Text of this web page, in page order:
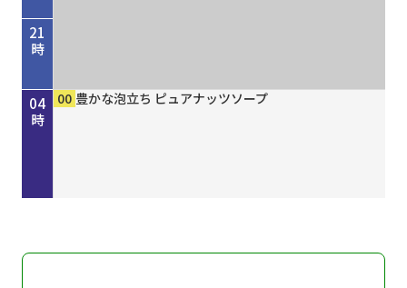
21
時
22
時
23
時
00
時
01
時
02
時
03
時
04
時
45 歴史街道 ＃４４８ 丹波と京を結んだ“川の街
00 考えよう「平和」２０２６ “最後の１人を殺すま
50 しまねＦｕｔｕｒｅ２０３０
00 ［再］ミルっく ８月７日（金）放送分
00 ホトケ女史のぶらりまいり 「郡山八幡神社」編
15 歴史街道 ＃４４８ 丹波と京を結んだ“川の街
30 Ｄａｙ Ｔｒｉｐｐｅｒ ＃７９
45 ＧＯ！ＧＯ！関ガールＮＥＸＴ
00 MAHARA MODERN エスニックファッション
00 豊かな泡立ち ピュアナッツソープ
00 豊かな泡立ち ピュアナッツソープ
00 豊かな泡立ち ピュアナッツソープ